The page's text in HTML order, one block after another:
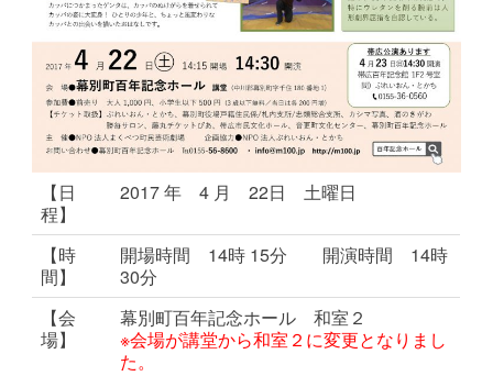
【日
程】
2017 年 4 月 22日 土曜日
【時
間】
開場時間 14時 15分 開演時間 14時
30分
【会
場】
幕別町百年記念ホール 和室２
※会場が講堂から和室２に変更となりまし
た。